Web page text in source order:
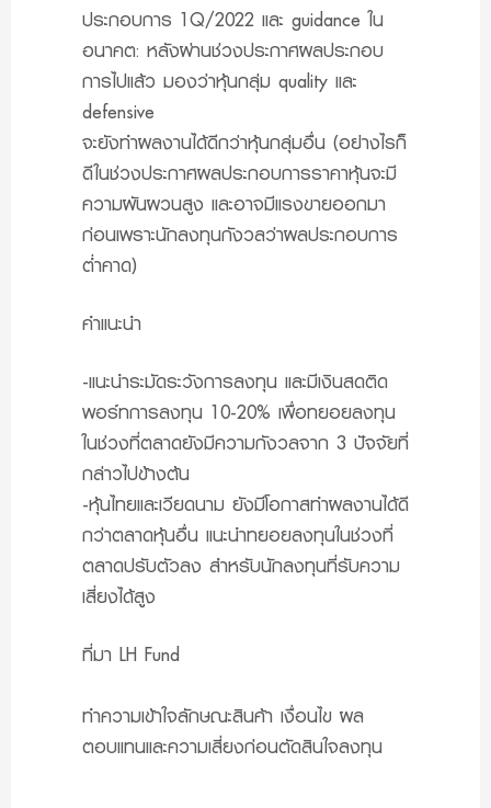
ประกอบการ 1Q/2022 และ guidance ใน
อนาคต: หลังผ่านช่วงประกาศผลประกอบ
การไปแล้ว มองว่าหุ้นกลุ่ม quality และ
defensive
จะยังทำผลงานได้ดีกว่าหุ้นกลุ่มอื่น (อย่างไรก็
ดีในช่วงประกาศผลประกอบการราคาหุ้นจะมี
ความผันผวนสูง และอาจมีแรงขายออกมา
ก่อนเพราะนักลงทุนกังวลว่าผลประกอบการ
ต่ำคาด)
คำแนะนำ
-แนะนำระมัดระวังการลงทุน และมีเงินสดติด
พอร์ทการลงทุน 10-20% เพื่อทยอยลงทุน
ในช่วงที่ตลาดยังมีความกังวลจาก 3 ปัจจัยที่
กล่าวไปข้างต้น
-หุ้นไทยและเวียดนาม ยังมีโอกาสทำผลงานได้ดี
กว่าตลาดหุ้นอื่น แนะนำทยอยลงทุนในช่วงที่
ตลาดปรับตัวลง สำหรับนักลงทุนที่รับความ
เสี่ยงได้สูง
ที่มา LH Fund
ทำความเข้าใจลักษณะสินค้า เงื่อนไข ผล
ตอบแทนและความเสี่ยงก่อนตัดสินใจลงทุน